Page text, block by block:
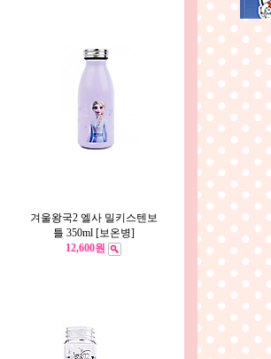
겨울왕국2 엘사 밀키스텐보
틀 350ml [보온병]
12,600원